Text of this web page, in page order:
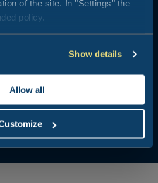
of the site. In "Settings" the
policy.
Show details
Allow all
am Meer und im grünen Herzen der
Restaurant